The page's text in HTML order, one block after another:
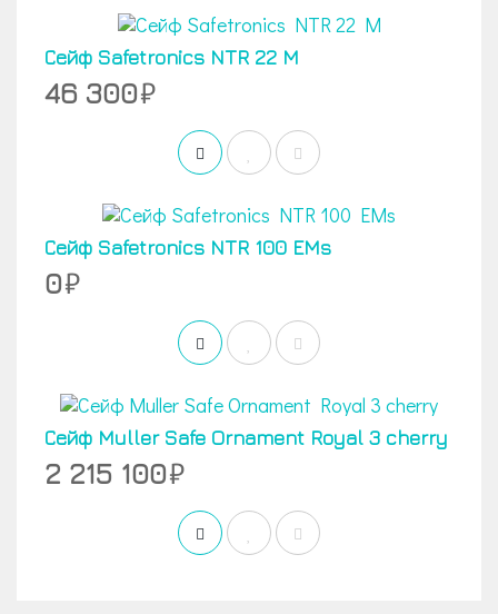
Сейф Safetronics NTR 22 M
46 300
Сейф Safetronics NTR 100 EMs
0
Сейф Muller Safe Ornament Royal 3 cherry
2 215 100